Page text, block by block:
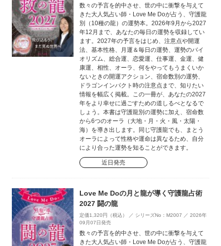
数々の予言を的中させ、世の中に衝撃を与えて
きた大人気占い師・Love Me Doが占う、守護龍
別（10種の龍）の運勢本。2026年9月から2027
年12月まで、あなたの毎日の運勢を収録してい
ます。2027年の予言をはじめ、注意点や開運
法、基本性格、月運＆毎日の運勢、運勢のバイ
オリズム、総合運、恋愛運、仕事運、金運、健
康運、相性、オーラ、何をやってもうまくいか
ないときの開運アクション、宿命数別の運勢、
ドラゴンインパクト時の注意点まで、知りたい
情報を幅広く掲載。この一冊が、あなたの2027
年をより幸せに過ごすための道しるべとなるで
しょう。本書は守護龍別の運勢に加え、宿命数
から6つのオーラ（大地・月・火・風・太陽・
海）を導き出します。同じ守護龍でも、まとう
オーラによって性格や運命は異なるため、自分
により合った運勢を知ることができます。
近日発売
Love Me Doの月と龍が導く守護龍占術
2027 闘の龍
定価1,320円（税込） ／ シリーズNo：M2007 ／ 2026年
09月07日発売
数々の予言を的中させ、世の中に衝撃を与えて
きた大人気占い師・Love Me Doが占う、守護龍